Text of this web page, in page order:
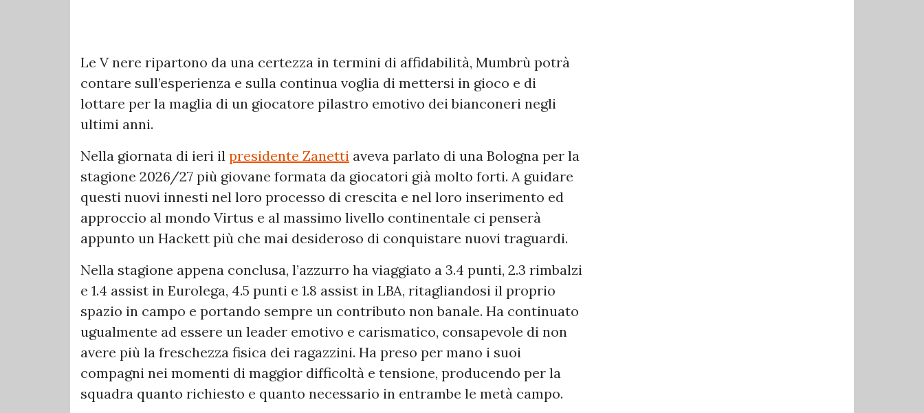
Le V nere ripartono da una certezza in termini di affidabilità, Mumbrù potrà
contare sull’esperienza e sulla continua voglia di mettersi in gioco e di
lottare per la maglia di un giocatore pilastro emotivo dei bianconeri negli
ultimi anni.
Nella giornata di ieri il presidente Zanetti aveva parlato di una Bologna per la
stagione 2026/27 più giovane formata da giocatori già molto forti. A guidare
questi nuovi innesti nel loro processo di crescita e nel loro inserimento ed
approccio al mondo Virtus e al massimo livello continentale ci penserà
appunto un Hackett più che mai desideroso di conquistare nuovi traguardi.
Nella stagione appena conclusa, l’azzurro ha viaggiato a 3.4 punti, 2.3 rimbalzi
e 1.4 assist in Eurolega, 4.5 punti e 1.8 assist in LBA, ritagliandosi il proprio
spazio in campo e portando sempre un contributo non banale. Ha continuato
ugualmente ad essere un leader emotivo e carismatico, consapevole di non
avere più la freschezza fisica dei ragazzini. Ha preso per mano i suoi
compagni nei momenti di maggior difficoltà e tensione, producendo per la
squadra quanto richiesto e quanto necessario in entrambe le metà campo.